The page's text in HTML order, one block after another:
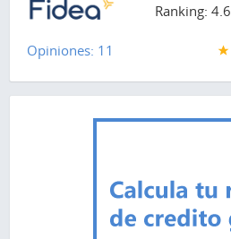
Ranking: 4.6
Opiniones: 11